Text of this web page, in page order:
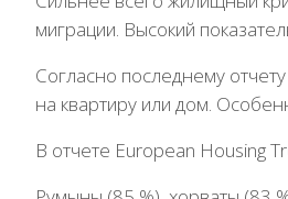
миграции. Высокий
Согласно последнему
на квартиру или дом.
В отчете European Housing